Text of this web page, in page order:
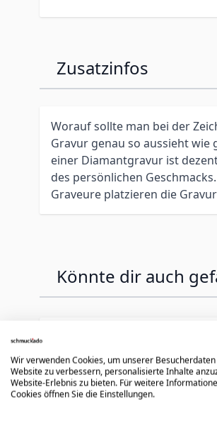
Zusatzinfos
Worauf sollte man bei der
Gravur genau so aussieht
einer Diamantgravur ist
des persönlichen
Graveure platzieren die
Könnte dir auch
Press to skip carousel
Wir verwenden Cookies, um unserer
Website zu verbessern, personalisierte Inhalte
Website-Erlebnis zu bieten. Für weitere
Cookies öffnen Sie die Einstellungen.